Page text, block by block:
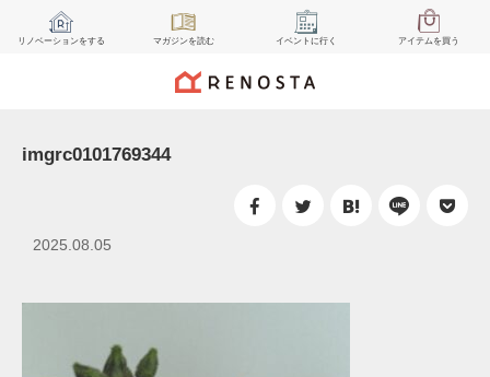
リノベーションをする マガジンを読む イベント に行く アイテムを買う
imgrc0101769344
2025.08.05